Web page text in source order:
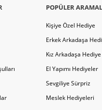
POPÜLER
Kişiye Özel Hediye
Erkek Arkadaşa
Kız Arkadaşa Hediye
El Yapımı Hediyeler
Sevgiliye Sürpriz
Meslek Hediyeleri